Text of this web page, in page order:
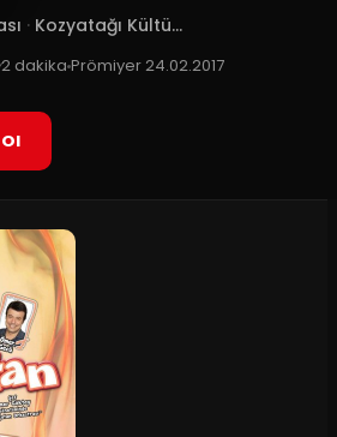
· Kozyatağı Kültü...
2 dakikaPrömiyer 24.02.2017